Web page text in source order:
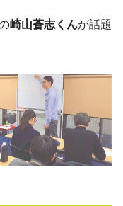
崎山蒼志くんが話題